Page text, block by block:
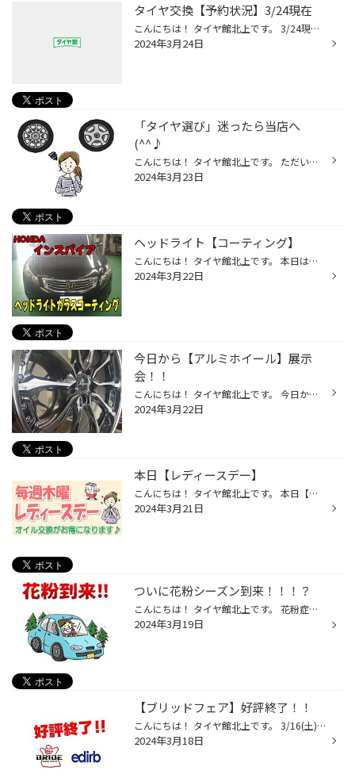
タイヤ交換【予約状況】3/24現在
こんにちは！ タイヤ館北上です。 3/24現在のタイヤ交換 【予約状況】をお知らせ致します。 3/29(金)△ 3/30(土)△ 3/31(日)△ 4/ 1(月)△ 4/ 6(土)× 4/ 7(日)△ 〇…空きあり△…予約枠残りわずか×…予約が埋まっております 予約状況に関しては、直接 店舗へお問合せ下さい。 ※タイヤクローク ご利用中の...
2024年3月24日
「タイヤ選び」迷ったら当店へ
(^^♪
こんにちは！ タイヤ館北上です。 ただいま当店では、 絶賛【大商談会】開催中です！！ ヾ(≧▽≦)ﾉ 詳しくはホームページへ！！ ↓ ↓ ↓ ↓ ↓ 【セール情報】タイヤ館北上 タイヤのご注文や、 タイヤ交換の予約が徐々に 増えてきております！＼(^o^)／ 「そろそろタイヤ買わなきゃ…でも…」 夏タイヤって...
2024年3月23日
ヘッドライト【コーティング】
こんにちは！ タイヤ館北上です。 本日はヘッドライトの 【コーティング】で、 いつも当店をご利用頂いている お客様からのご依頼です☆ その様子をご案内しますね～(^^)/ 入庫したのは ホンダ／インスパイア！ 目元を見てみると、 少しくすんで見えるのが お分かりでしょうか？(゜-゜) では早速、こ...
2024年3月22日
今日から【アルミホイール】展示
会！！
こんにちは！ タイヤ館北上です。 今日から始まります！！ 【アルミホイール展示会】 3/22(金)・23(土)・24(日) ３日間限定展示会です！！！ ちょっとだけ 展示品見せちゃいますね～(￣∇￣) 人気のブランドはじめ、 普段店頭では見れないような デザインのホイール達が…！！ ヾ(≧▽≦)ﾉ 写真だけでは...
2024年3月22日
本日【レディースデー】
こんにちは！ タイヤ館北上です。 本日【レディースデー】‼ 毎週木曜日は、 女性の方限定で エンジンオイル交換が 通常よりもお得になる 曜日dayです(^^♪ エンジンオイル交換目安 3,000～5,000km毎 もしくは、 ３ヶ月～６ヶ月毎 オイルエレメント交換目安 エンジンオイル交換の ２回に１回 これらの...
2024年3月21日
ついに花粉シーズン到来！！！？
こんにちは！ タイヤ館北上です。 花粉症をお持ちの方。 ここ最近で本格的に 症状…出て来ましたよね…。？ (ノД`)・゜・。ｲﾔｱｧｧｧｧｧｧ 花粉シーズンはこれからが本番です。 マスクやメガネ等で花粉対策するように、 お車の花粉対策もお忘れなく！！ と、いうことで！ 本日早速、花粉対策で 【エアコン...
2024年3月19日
【ブリッドフェア】好評終了！！
こんにちは！ タイヤ館北上です。 3/16(土)・17(日)の ２日間限定イベント 【ブリッドフェア】 好評無事終了いたしました～！ ご来場いただいた皆様、 誠にありがとうございました！ 毎年の事ですが、 遠方から足を運んで 下さる方が本当～に多くて 毎回驚きます…(◎_◎；) ありがとうございます！！ ...
2024年3月18日